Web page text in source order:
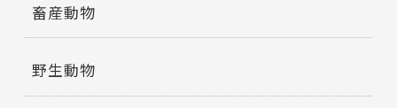
畜産動物
野生動物